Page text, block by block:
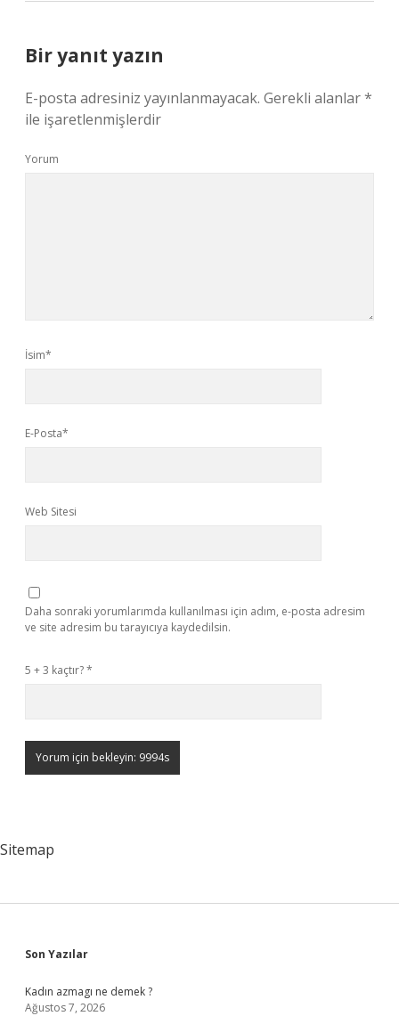
Bir yanıt yazın
E-posta adresiniz yayınlanmayacak. Gerekli alanlar*
ile işaretlenmişlerdir
Yorum
İsim*
E-Posta*
Web Sitesi
Daha sonraki yorumlarımda kullanılması için adım, e-posta adresim
ve site adresim bu tarayıcıya kaydedilsin.
5 + 3 kaçtır?*
Sitemap
Sidebar
Son Yazılar
Kadın azmagı ne demek ?
Ağustos 7, 2026